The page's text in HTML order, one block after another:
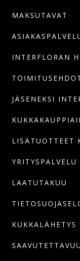
MAKSUTAVAT
INTERFLORAN
JÄSENEKSI
LISÄTUOTTEET
YRITYSPALVELU
LAATUTAKUU